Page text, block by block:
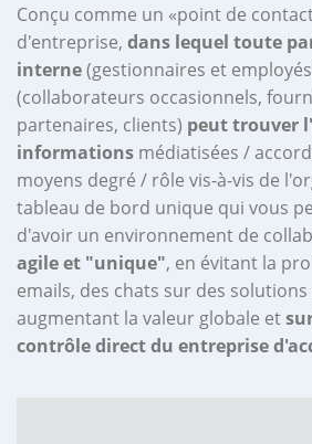
Conçu comme un «point de
d'entreprise, dans lequel toute
interne(gestionnaires et
(collaborateurs occasionnels,
partenaires, clients) peut trouver
informations médiatisées /
moyens degré / rôle vis-à-vis de
tableau de bord unique qui vous
d'avoir un environnement de
agile et "unique", en évitant la
emails, des chats sur des
augmentant la valeur globale et
contrôle direct du entreprise